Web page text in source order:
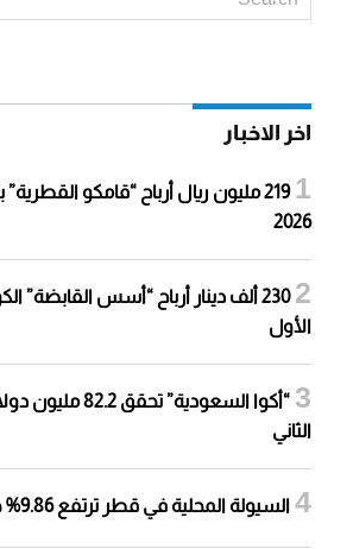
اخر الاخبار
219 مليون ريال أرباح “قامكو
2026
230 ألف دينار أرباح “أسس القابضة”
الأول
“أكوا السعودية” تحقق
الثاني
السيولة المحلية في قطر ترتفع 9.86% خلال يونيو